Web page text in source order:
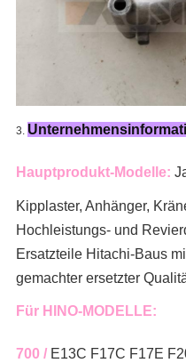
3.
Hauptprodukt-Modelle:
Kipplaster, Anhänger,
Hochleistungs- und
Ersatzteile Hitachi-Baus
gemachter ersetzter
Für HINO-MODELLE:
700 / E13C F17C F17E